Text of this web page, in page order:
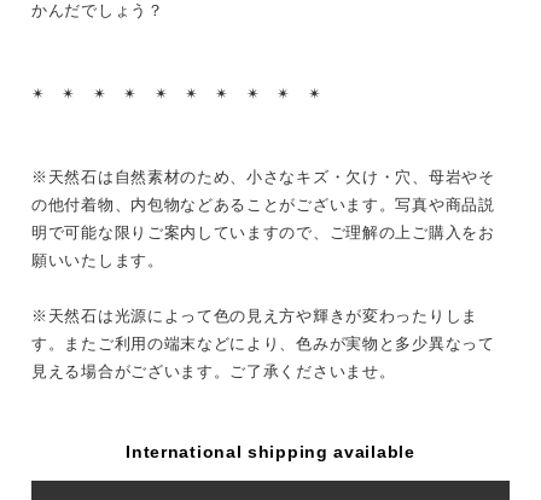
かんだでしょう？
✴︎ ✴︎ ✴︎ ✴︎ ✴︎ ✴︎ ✴︎ ✴︎ ✴︎ ✴︎
※天然石は自然素材のため、小さなキズ・欠け・穴、母岩やそ
の他付着物、内包物などあることがございます。写真や商品説
明で可能な限りご案内していますので、ご理解の上ご購入をお
願いいたします。
※天然石は光源によって色の見え方や輝きが変わったりしま
す。またご利用の端末などにより、色みが実物と多少異なって
見える場合がございます。ご了承くださいませ。
International shipping available